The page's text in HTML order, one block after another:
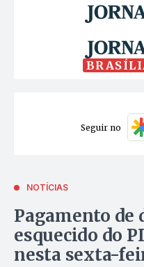
Seguir no
NOTÍCIAS
Pagamento de
esquecido do
nesta sexta-